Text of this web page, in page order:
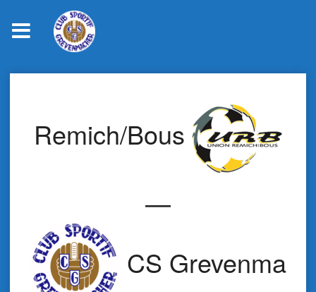
Remich/Bous
—
CS